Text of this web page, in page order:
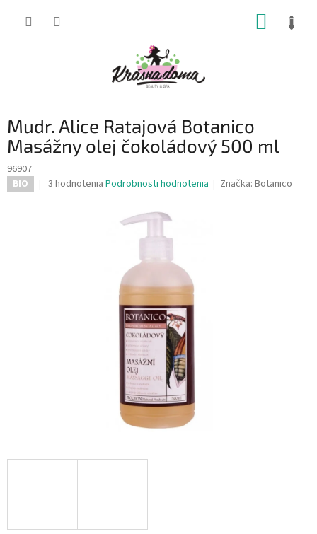
Mudr. Alice Ratajová Botanico
Masážny olej čokoládový 500 ml
96907
BIO
Priemerné
3 hodnotenia Podrobnosti hodnotenia Značka:Botanico